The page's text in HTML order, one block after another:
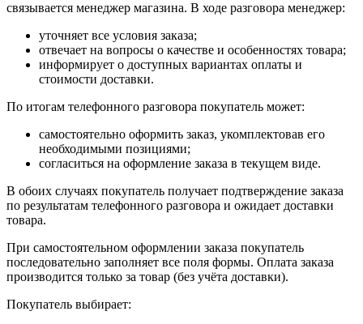
связывается менеджер магазина. В ходе разговора менеджер:
уточняет все условия заказа;
отвечает на вопросы о качестве и особенностях товара;
информирует о доступных вариантах оплаты и
стоимости доставки.
По итогам телефонного разговора покупатель может:
самостоятельно оформить заказ, укомплектовав его
необходимыми позициями;
согласиться на оформление заказа в текущем виде.
В обоих случаях покупатель получает подтверждение заказа
по результатам телефонного разговора и ожидает доставки
товара.
При самостоятельном оформлении заказа покупатель
последовательно заполняет все поля формы. Оплата заказа
производится только за товар (без учёта доставки).
Покупатель выбирает: